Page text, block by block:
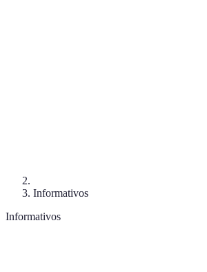
Informativos
Informativos